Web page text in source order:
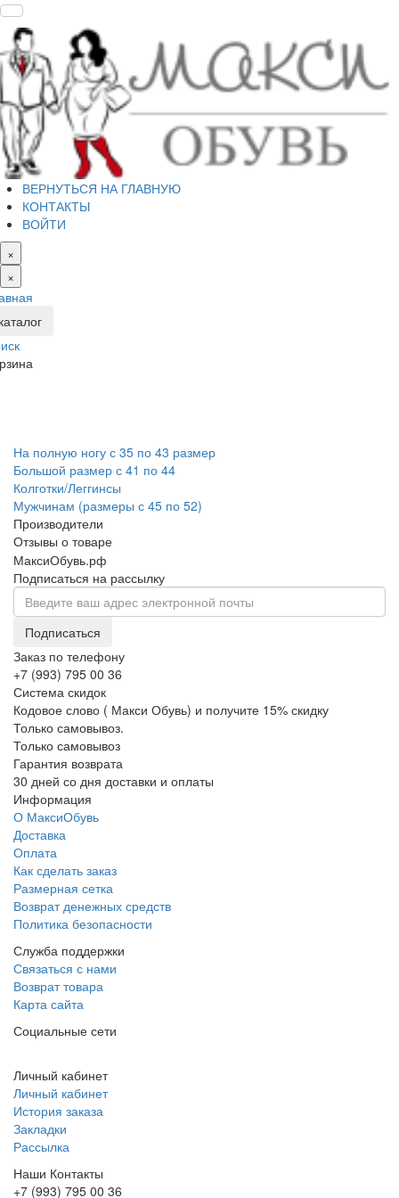
ВЕРНУТЬСЯ НА ГЛАВНУЮ
КОНТАКТЫ
ВОЙТИ
×
×
На полную ногу с 35 по 43 размер
Большой размер с 41 по 44
Колготки/Леггинсы
Мужчинам (размеры с 45 по 52)
Производители
Отзывы о товаре
МаксиОбувь.рф
Подписаться на рассылку
Подписаться
Заказ по телефону
+7 (993) 795 00 36
Система скидок
Кодовое слово ( Макси Обувь) и получите 15% скидку
Только самовывоз.
Только самовывоз
Гарантия возврата
30 дней со дня доставки и оплаты
Информация
О МаксиОбувь
Доставка
Оплата
Как сделать заказ
Размерная сетка
Возврат денежных средств
Политика безопасности
Служба поддержки
Связаться с нами
Возврат товара
Карта сайта
Социальные сети
Личный кабинет
Личный кабинет
История заказа
Закладки
Рассылка
Наши Контакты
+7 (993) 795 00 36